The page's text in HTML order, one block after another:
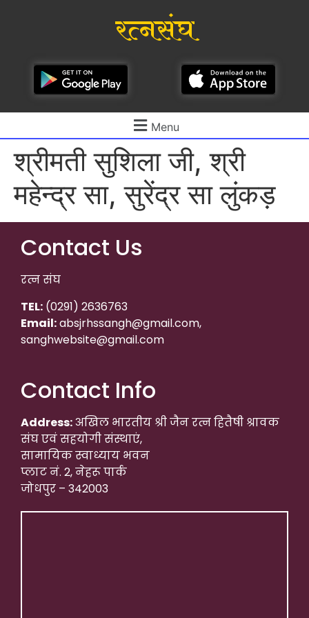
रत्नसंघ
Menu
श्रीमती सुशिला जी, श्री
महेन्द्र सा, सुरेंद्र सा लुंकड़
Contact Us
रत्न संघ
TEL: (0291) 2636763
Email:absjrhssangh@gmail.com,
sanghwebsite@gmail.com
Contact Info
Address:अखिल भारतीय श्री जैन रत्न हितैषी श्रावक
संघ एवं सहयोगी संस्थाएं,
सामायिक स्वाध्याय भवन
प्लाट नं. 2, नेहरू पार्क
जोधपुर – 342003